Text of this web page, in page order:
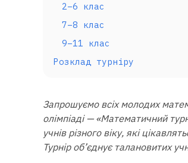
2–6 клас
7–8 клас
9–11 клас
Розклад турніру
Запрошуємо всіх молодих
олімпіаді — «Математичний
учнів різного віку, які
Турнір об’єднує талановитих